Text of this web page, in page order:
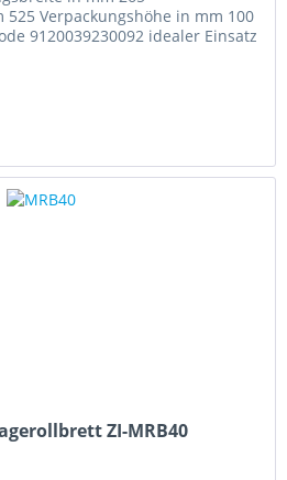
525 Verpackungshöhe in mm 100
9120039230092 idealer Einsatz
ZI-MRB40